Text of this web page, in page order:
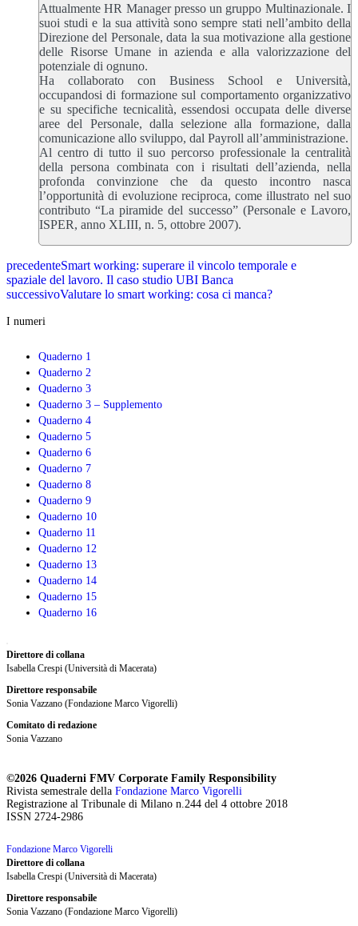
Attualmente HR Manager presso un gruppo Multinazionale. I
suoi studi e la sua attività sono sempre stati nell’ambito della
Direzione del Personale, data la sua motivazione alla gestione
delle Risorse Umane in azienda e alla valorizzazione del
potenziale di ognuno.
Ha collaborato con Business School e Università,
occupandosi di formazione sul comportamento organizzativo
e su specifiche tecnicalità, essendosi occupata delle diverse
aree del Personale, dalla selezione alla formazione, dalla
comunicazione allo sviluppo, dal Payroll all’amministrazione.
Al centro di tutto il suo percorso professionale la centralità
della persona combinata con i risultati dell’azienda, nella
profonda convinzione che da questo incontro nasca
l’opportunità di evoluzione reciproca, come illustrato nel suo
contributo “La piramide del successo” (Personale e Lavoro,
ISPER, anno XLIII, n. 5, ottobre 2007).
precedenteSmart working: superare il vincolo temporale e
spaziale del lavoro. Il caso studio UBI Banca
successivoValutare lo smart working: cosa ci manca?
I numeri
Quaderno 1
Quaderno 2
Quaderno 3
Quaderno 3 – Supplemento
Quaderno 4
Quaderno 5
Quaderno 6
Quaderno 7
Quaderno 8
Quaderno 9
Quaderno 10
Quaderno 11
Quaderno 12
Quaderno 13
Quaderno 14
Quaderno 15
Quaderno 16
Direttore di collana
Isabella Crespi (Università di Macerata)
Direttore responsabile
Sonia Vazzano (Fondazione Marco Vigorelli)
Comitato di redazione
Sonia Vazzano
©2026 Quaderni FMV Corporate Family Responsibility
Rivista semestrale della Fondazione Marco Vigorelli
Registrazione al Tribunale di Milano n.244 del 4 ottobre 2018
ISSN 2724-2986
Fondazione Marco Vigorelli
Direttore di collana
Isabella Crespi (Università di Macerata)
Direttore responsabile
Sonia Vazzano (Fondazione Marco Vigorelli)